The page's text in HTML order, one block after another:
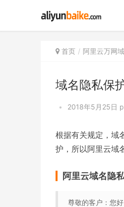
首页 阿里云万网
域名隐私保
• 2018年5月25日
根据有关规定，域
护，所以阿里云域
阿里云域名隐
尊敬的客户：您好